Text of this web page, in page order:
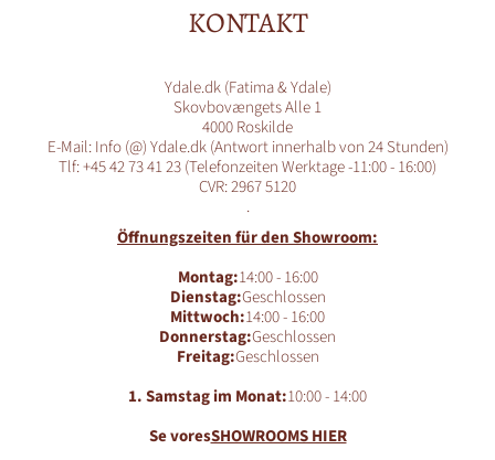
KONTAKT
Ydale.dk (Fatima & Ydale)
Skovbovængets Alle 1
4000 Roskilde
E-Mail: Info (@) Ydale.dk (Antwort innerhalb von 24 Stunden)
Tlf: +45 42 73 41 23 (Telefonzeiten Werktage -11:00 - 16:00)
CVR: 2967 5120
.
Öffnungszeiten für den Showroom:
Montag:14:00 - 16:00
Dienstag:Geschlossen
Mittwoch:14:00 - 16:00
Donnerstag:Geschlossen
Freitag:Geschlossen
1. Samstag im Monat:10:00 - 14:00
Se voresSHOWROOMS HIER